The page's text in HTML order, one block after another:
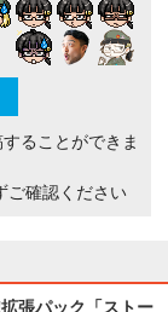
ることができま
ご確認ください
張パック「ストー